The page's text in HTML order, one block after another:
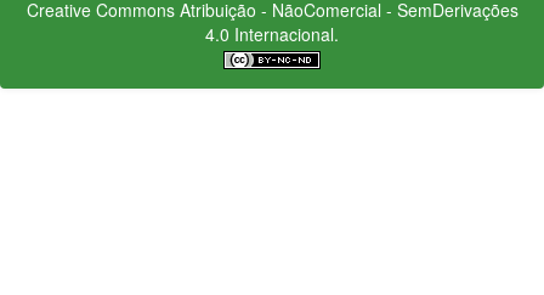
Creative CommonsAtribuição - NãoComercial - SemDerivações
4.0 Internacional.